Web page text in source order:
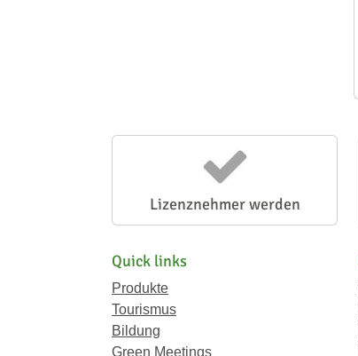
Lizenznehmer werden
Quick links
Produkte
Tourismus
Bildung
Green Meetings